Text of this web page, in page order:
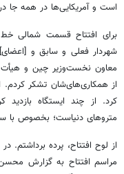
است و آمریکایی‌ها در همه جا
برای افتتاح قسمت شمالی خط
شهردار فعلی و سابق و
معاون نخست‌وزیر چین و هیأت
از همکاری‌های‌شان تشکر کردم.
کرد. از چند ایستگاه بازدید
متروهای دنیاست؛ بخصوص با
از لوح افتتاح، پرده برداشتم.
مراسم افتتاح به گزارش